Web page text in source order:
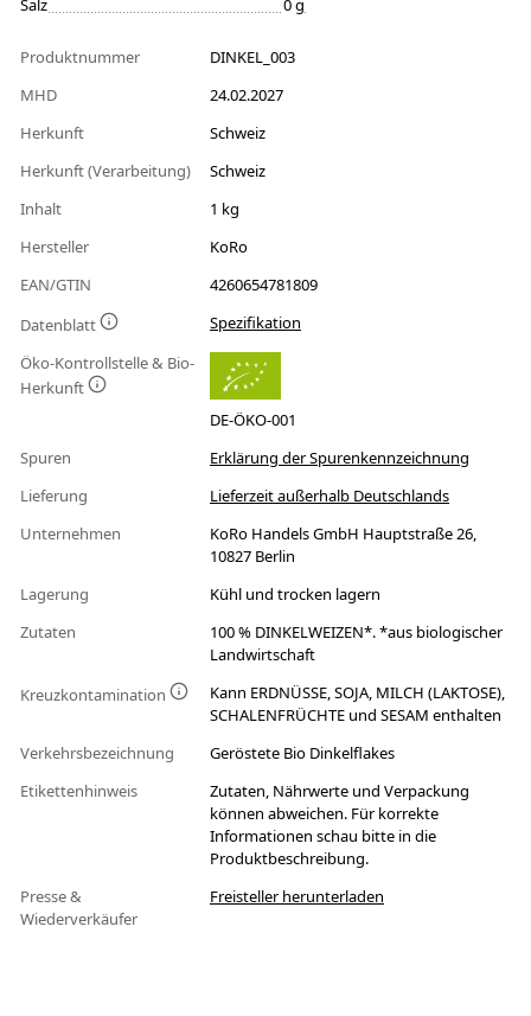
Salz
0 g
Produktnummer
DINKEL_003
MHD
24.02.2027
Herkunft
Schweiz
Herkunft (Verarbeitung)
Schweiz
Inhalt
1 kg
Hersteller
KoRo
EAN/GTIN
4260654781809
Datenblatt
Spezifikation
Öko-Kontrollstelle & Bio-
Herkunft
DE-ÖKO-001
Spuren
Erklärung der Spurenkennzeichnung
Lieferung
Lieferzeit außerhalb Deutschlands
Unternehmen
KoRo Handels GmbH Hauptstraße 26,
10827 Berlin
Lagerung
Kühl und trocken lagern
Zutaten
100 % DINKELWEIZEN*. *aus biologischer
Landwirtschaft
Kreuzkontamination
Kann ERDNÜSSE, SOJA, MILCH (LAKTOSE),
SCHALENFRÜCHTE und SESAM enthalten
Verkehrsbezeichnung
Geröstete Bio Dinkelflakes
Etikettenhinweis
Zutaten, Nährwerte und Verpackung
können abweichen. Für korrekte
Informationen schau bitte in die
Produktbeschreibung.
Presse &
Wiederverkäufer
Freisteller herunterladen